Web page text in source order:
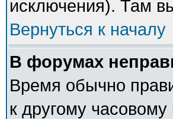
исключения). Там
Вернуться к началу
В форумах
Время обычно
к другому